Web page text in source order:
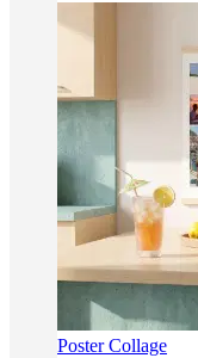
Poster Collage